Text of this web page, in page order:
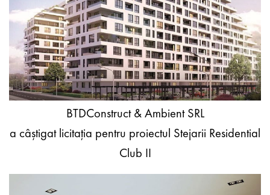
BTDConstruct & Ambient SRL
a câștigat licitația pentru proiectul Stejarii Residential
Club II